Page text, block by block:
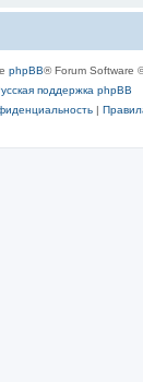
phpBB® Forum Software
поддержка phpBB
|